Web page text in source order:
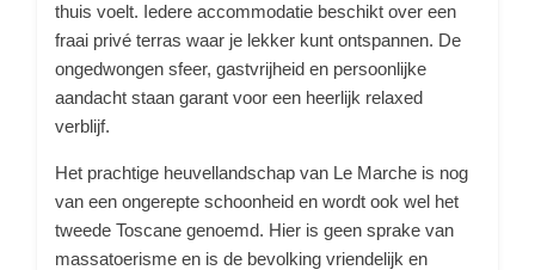
thuis voelt. Iedere accommodatie beschikt over een
fraai privé terras waar je lekker kunt ontspannen. De
ongedwongen sfeer, gastvrijheid en persoonlijke
aandacht staan garant voor een heerlijk relaxed
verblijf.
Het prachtige heuvellandschap van Le Marche is nog
van een ongerepte schoonheid en wordt ook wel het
tweede Toscane genoemd. Hier is geen sprake van
massatoerisme en is de bevolking vriendelijk en